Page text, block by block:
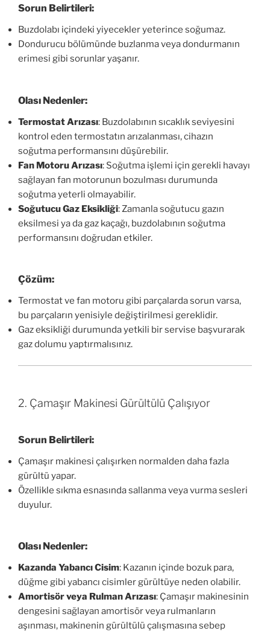
Sorun Belirtileri:
Buzdolabı içindeki yiyecekler yeterince soğumaz.
Dondurucu bölümünde buzlanma veya dondurmanın
erimesi gibi sorunlar yaşanır.
Olası Nedenler:
Termostat Arızası: Buzdolabının sıcaklık seviyesini
kontrol eden termostatın arızalanması, cihazın
soğutma performansını düşürebilir.
Fan Motoru Arızası: Soğutma işlemi için gerekli havayı
sağlayan fan motorunun bozulması durumunda
soğutma yeterli olmayabilir.
Soğutucu Gaz Eksikliği: Zamanla soğutucu gazın
eksilmesi ya da gaz kaçağı, buzdolabının soğutma
performansını doğrudan etkiler.
Çözüm:
Termostat ve fan motoru gibi parçalarda sorun varsa,
bu parçaların yenisiyle değiştirilmesi gereklidir.
Gaz eksikliği durumunda yetkili bir servise başvurarak
gaz dolumu yaptırmalısınız.
2. Çamaşır Makinesi Gürültülü Çalışıyor
Sorun Belirtileri:
Çamaşır makinesi çalışırken normalden daha fazla
gürültü yapar.
Özellikle sıkma esnasında sallanma veya vurma sesleri
duyulur.
Olası Nedenler:
Kazanda Yabancı Cisim: Kazanın içinde bozuk para,
düğme gibi yabancı cisimler gürültüye neden olabilir.
Amortisör veya Rulman Arızası: Çamaşır makinesinin
dengesini sağlayan amortisör veya rulmanların
aşınması, makinenin gürültülü çalışmasına sebep